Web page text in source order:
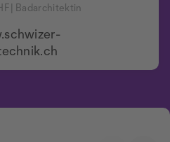
| Badarchitektin